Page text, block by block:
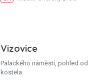
Vizovice
Palackého náměstí, pohled od
kostela